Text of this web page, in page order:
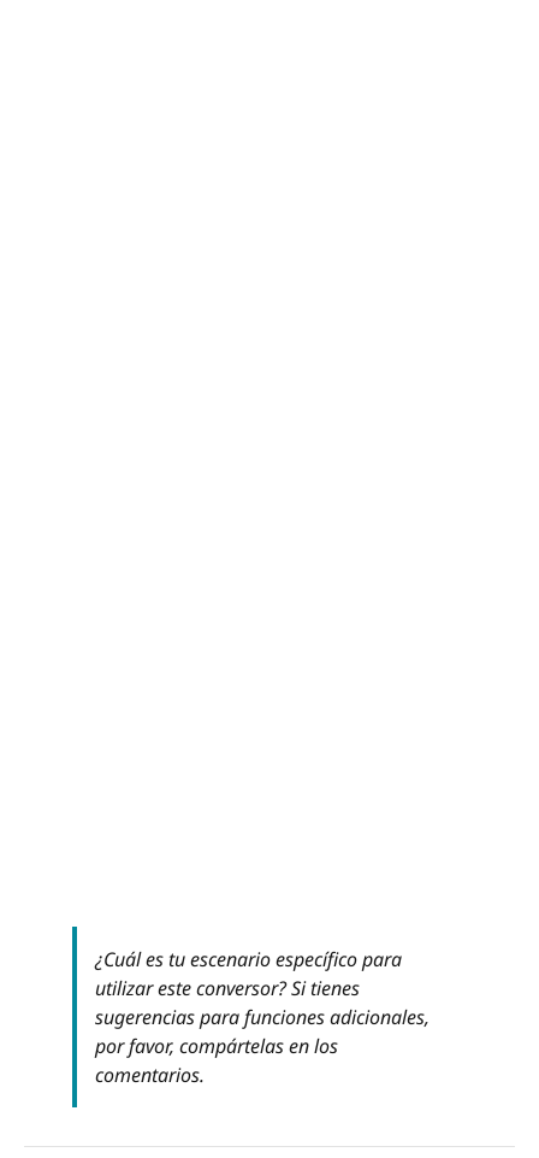
¿Cuál es tu escenario específico para
utilizar este conversor? Si tienes
sugerencias para funciones adicionales,
por favor, compártelas en los
comentarios.